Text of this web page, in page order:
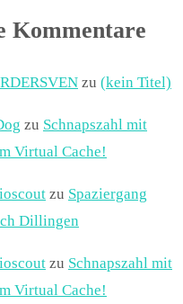
Kommentare
zu (kein Titel)
zu Schnapszahl mit
Virtual Cache!
zu Spaziergang
Dillingen
zu Schnapszahl mit
Virtual Cache!